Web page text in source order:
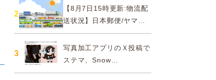
費者庁
2
【8月7日15時更新:物流配
送状況】日本郵便/ヤマト
運輸/佐川急便/西濃運輸/福
山通運
3
写真加工アプリのＸ投稿で
ステマ、Snow
Corporationと日本法人に